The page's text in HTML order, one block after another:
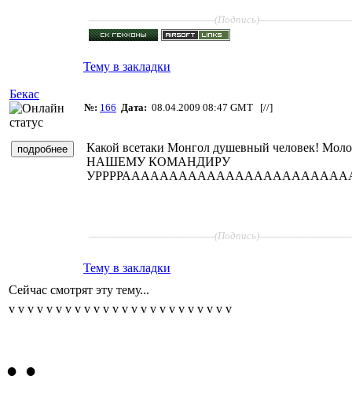
(Подпись)
Тему в закладки
Бекас
№: 166 Дата: 08.04.2009 08:47 GMT [//]
Какой всетаки Монгол душевный человек!
НАШЕМУ КОМАНДИРУ
(Подпись)
Тему в закладки
Сейчас смотрят эту тему...
v v v v v v v v v v v v v v v v v v v v v v v v
• •